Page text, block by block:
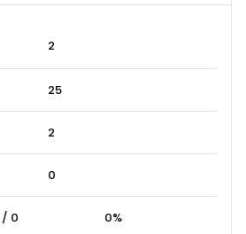
2
25
2
0
/ 0 0%